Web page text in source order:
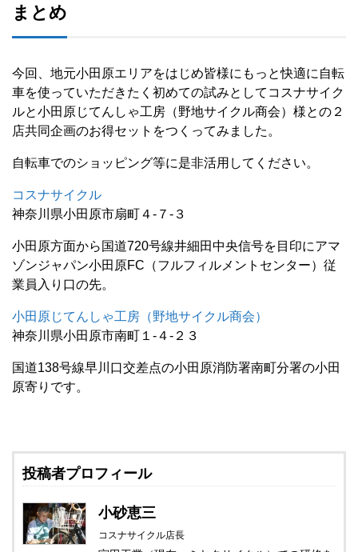
まとめ
今回、地元小田原エリアをはじめ皆様にもっと快適に自転
車を使っていただきたく初めての試みとしてコスナサイク
ルと小田原じてんしゃ工房（野地サイクル商会）様との２
店共同企画のお得セットをつくってみました。
自転車でのショッピング等に是非活用してください。
コスナサイクル
神奈川県小田原市扇町４-７-３
小田原方面から国道720号線井細田中央信号を目印にアマ
ゾンジャパン小田原FC（フルフィルメントセンター）従
業員入り口の先。
小田原じてんしゃ工房（野地サイクル商会）
神奈川県小田原市南町１-４-２３
国道138号線早川口交差点の小田原消防署南町分署の小田
原寄りです。
投稿者プロフィール
小砂恵三
コスナサイクル店長